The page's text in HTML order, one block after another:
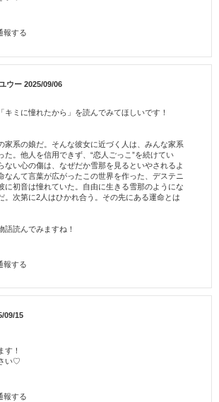
報する
ウー 2025/09/06
キミに憧れたから」を読んでみてほしいです！
家系の娘だ。そんな彼女に近づく人は、みんな家系
た。他人を信用できず、“恋人ごっこ”を続けてい
ない心の傷は、なぜだか雪那を見るといやされるよ
なんて言葉が広がったこの世界を作った、デステニ
に初音は憧れていた。自由に生きる雪那のようにな
。次第に2人はひかれ合う。その先にある運命とは
語読んでみますね！
報する
09/15
す！
い♡
報する